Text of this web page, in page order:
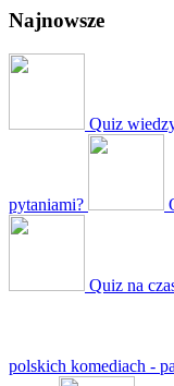
Najnowsze
Quiz
pytaniami?
Quiz na
polskich komediach -